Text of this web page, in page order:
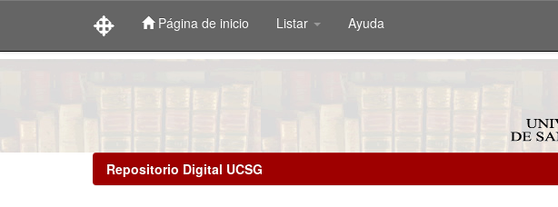
Página de inicio Listar Ayuda
Repositorio Digital UCSG